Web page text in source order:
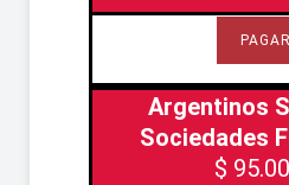
PAGAR
Argentinos
Sociedades
$